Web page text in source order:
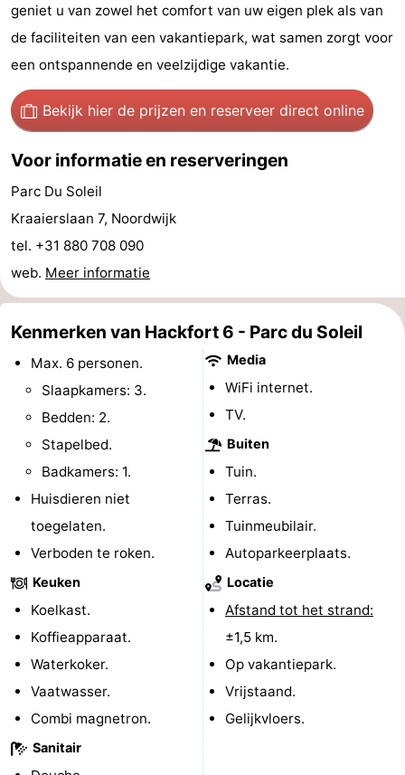
-
Zwembaden
-
Fietsen
-
Wandelen
-
Paardrijden
-
Surfen
Eten
drinken
Praktisch
Forum
Route
Parkeren
Reisboekenwinkel
Nieuws
Medische
adressen
Regio
Noord-
Holland
-
geniet u van zowel het comfort van uw eigen plek als van
de faciliteiten van een vakantiepark, wat samen zorgt voor
een ontspannende en veelzijdige vakantie.
Bekijk hier de prijzen en reserveer direct online
Voor informatie en reserveringen
Parc Du Soleil
Kraaierslaan 7, Noordwijk
tel. +31 880 708 090
web. Meer informatie
Kenmerken van Hackfort 6 - Parc du Soleil
Max. 6 personen.
Slaapkamers: 3.
Bedden: 2.
Stapelbed.
Badkamers: 1.
Huisdieren niet
toegelaten.
Verboden te roken.
Keuken
Koelkast.
Koffieapparaat.
Waterkoker.
Vaatwasser.
Combi magnetron.
Sanitair
Media
WiFi internet.
TV.
Buiten
Tuin.
Terras.
Tuinmeubilair.
Autoparkeerplaats.
Locatie
Afstand tot het strand:
±1,5 km.
Op vakantiepark.
Vrijstaand.
Gelijkvloers.